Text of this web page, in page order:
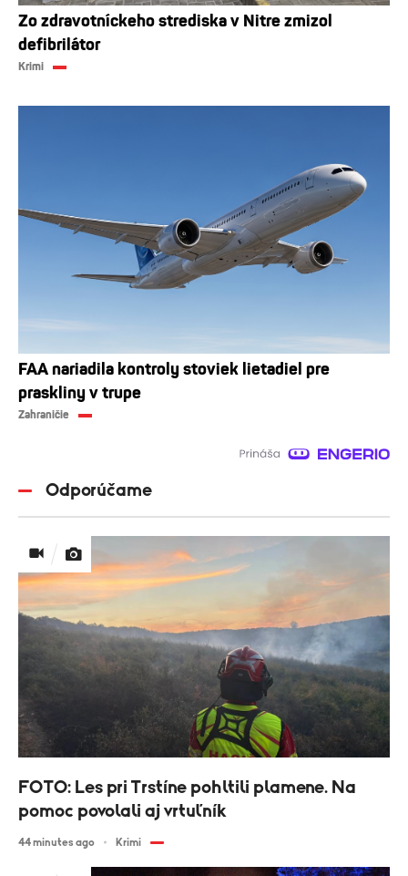
Zo zdravotníckeho strediska v Nitre zmizol
defibrilátor
Krimi
FAA nariadila kontroly stoviek lietadiel pre
praskliny v trupe
Zahraničie
Odporúčame
FOTO: Les pri Trstíne pohltili plamene. Na
pomoc povolali aj vrtuľník
44 minutes ago Krimi